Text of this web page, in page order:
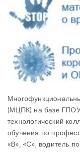
(МЦПК) на базе ГПОУ
технологический
обучения по
«В», «С», водитель